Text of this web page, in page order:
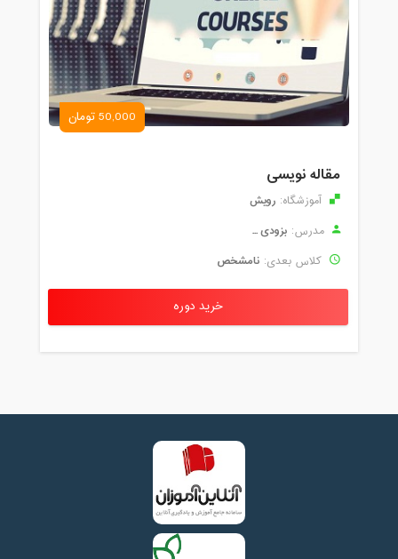
50,000 تومان
مقاله نویسی
آموزشگاه: رویش
مدرس: بزودی ...
کلاس بعدی: نامشخص
خرید دوره